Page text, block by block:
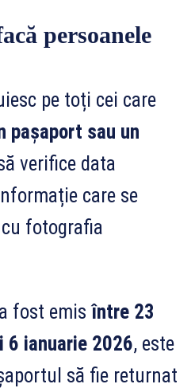
persoanele
pe toți cei care
pașaport sau un
verifice data
care se
fotografia
fost emisîntre 23
6 ianuarie 2026, este
să fie returnat